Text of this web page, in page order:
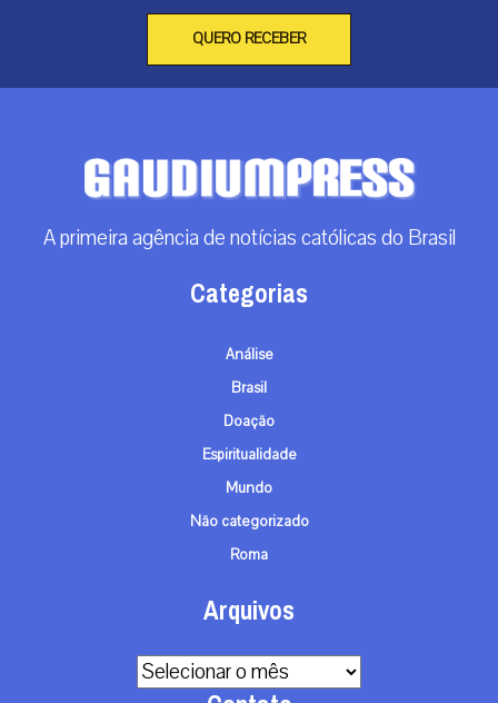
QUERO RECEBER
A primeira agência de notícias católicas do Brasil
Categorias
Análise
Brasil
Doação
Espiritualidade
Mundo
Não categorizado
Roma
Arquivos
Arquivos